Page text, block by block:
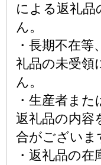
による返礼品
ん。
・長期不在
礼品の未受領
ん。
・生産者また
返礼品の内容
合がございま
・返礼品の